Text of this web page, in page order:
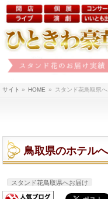
サイト » HOME » スタンド花鳥取県
鳥取県のホテル
スタンド花鳥取県へお届け